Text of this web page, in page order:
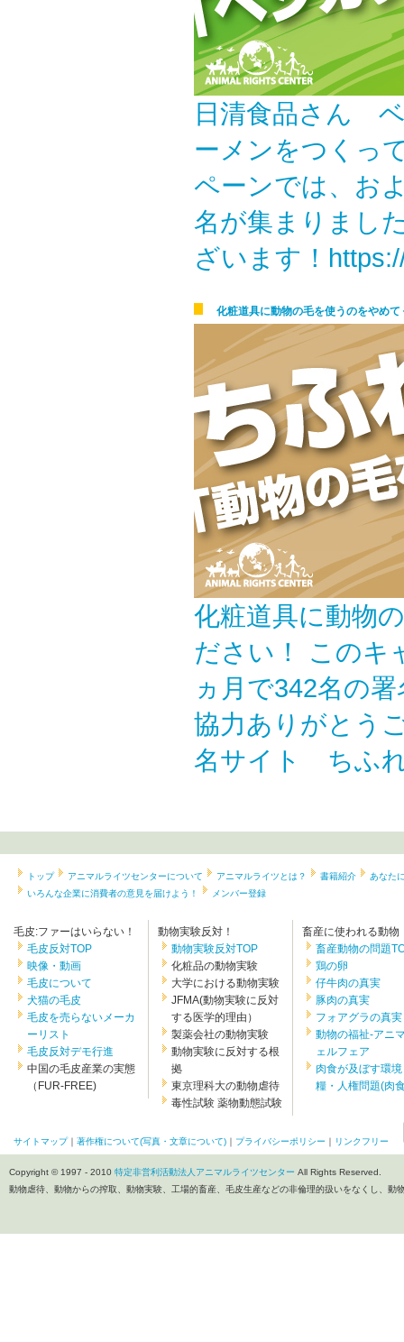
日清食品さん
ーメンをつくっ
ペーンでは、お
名が集まりまし
ざいます！
化粧道具に動物の毛を使うのをやめて
化粧道具に動物
ださい！ このキ
ヵ月で342名の
協力ありがとう
名サイト ちふ
トップ アニマルライツセンターについて アニマルライツとは？ 書籍紹介
あなた
いろんな企業に消費者の意見を届けよう！
メンバー登録
毛皮:ファーはいらない！
毛皮反対TOP
映像・動画
毛皮について
犬猫の毛皮
毛皮を売らないメーカ
ーリスト
毛皮反対デモ行進
中国の毛皮産業の実態
（FUR-FREE)
動物実験反対！
動物実験反対TOP
化粧品の動物実験
大学における動物実験
JFMA(動物実験に反対
する医学的理由）
製薬会社の動物実験
動物実験に反対する根
拠
東京理科大の動物虐待
毒性試験 薬物動態試験
畜産に使われる動物
畜産動物の問題
鶏の卵
仔牛肉の真実
豚肉の真実
フォアグラの真実
動物の福祉-アニ
ェルフェア
肉食が及ぼす環
糧・人権問題(肉
サイトマップ｜ 著作権について(写真・文章について) ｜ プライバシーポリシー ｜ リンクフリー
Copyright © 1997 - 2010 特定非営利活動法人アニマルライツセンター All Rights Reserved.
動物虐待、動物からの搾取、動物実験、工場的畜産、毛皮生産などの非倫理的扱いをなくし、